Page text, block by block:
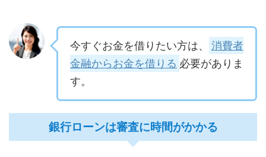
今すぐお金を借りたい方は、
消費者
金融からお金を借りる 必要がありま
す。
銀行ローンは審査に時間がかかる